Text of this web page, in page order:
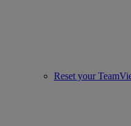
Reset your